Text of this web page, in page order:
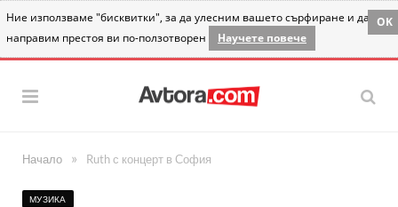
Ние използваме "бисквитки", за да улесним вашето сърфиране и да
направим престоя ви по-ползотворен
Научете повече
OK
Начало » Ruth с концерт в София
МУЗИКА